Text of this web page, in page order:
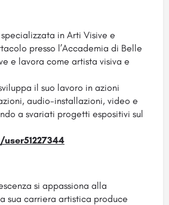
in Arti Visive e
presso l’Accademia di Belle
e lavora come artista visiva e
il suo lavoro in azioni
audio-installazioni, video e
a svariati progetti espositivi sul
si appassiona alla
sua carriera artistica produce